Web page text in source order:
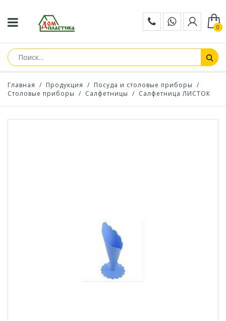
0
Главная / Продукция / Посуда и столовые приборы /
Столовые приборы / Салфетницы / Салфетница ЛИСТОК